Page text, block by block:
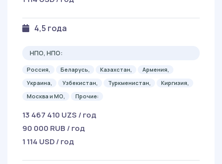
4,5 года
НПО, НПО:
Россия, Беларусь, Казахстан,
Армения,
Украина,
Узбекистан, Туркменистан,
Киргизия,
Москва и МО,
Прочие:
13 467 410 UZS / год
90 000 RUB / год
1 114 USD / год